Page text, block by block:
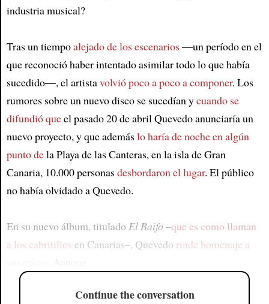
industria musical?
Tras un tiempoalejado de los escenarios—un período en el
que reconoció haber intentado asimilar todo lo que había
sucedido—, el artistavolvió poco a poco a componer. Los
rumores sobre un nuevo disco se sucedían ycuando se
difundió queel pasado 20 de abril Quevedo anunciaría un
nuevo proyecto, y que ademáslo haría de noche en algún
punto dela Playa de las Canteras, en la isla de Gran
Canaria, 10.000 personasdesbordaron el lugar. El público
no había olvidado a Quevedo.
En su nuevo álbum, tituladoEl Baifo–que es como llaman
a los cabritillos en Canarias–, Quevedo rinde homenaje a
Continue the conversation